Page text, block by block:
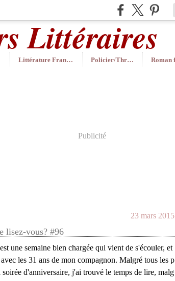
Littérature Française Policier/Thriller
Publicité
23 mars 2015
lisez-vous? #96
une semaine bien chargée qui vient de s'écouler, et
les 31 ans de mon compagnon. Malgré tous les p
soirée d'anniversaire, j'ai trouvé le temps de lire, malg